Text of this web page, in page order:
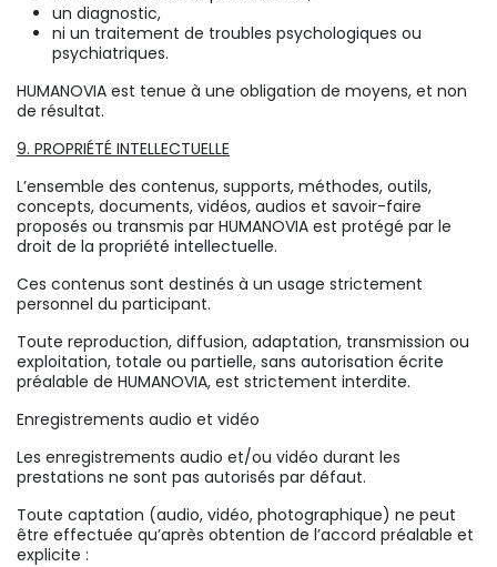
un diagnostic,
ni un traitement de troubles psychologiques ou
psychiatriques.
HUMANOVIA est tenue à une obligation de moyens, et non
de résultat.
9. PROPRIÉTÉ INTELLECTUELLE
L’ensemble des contenus, supports, méthodes, outils,
concepts, documents, vidéos, audios et savoir-faire
proposés ou transmis par HUMANOVIA est protégé par le
droit de la propriété intellectuelle.
Ces contenus sont destinés à un usage strictement
personnel du participant.
Toute reproduction, diffusion, adaptation, transmission ou
exploitation, totale ou partielle, sans autorisation écrite
préalable de HUMANOVIA, est strictement interdite.
Enregistrements audio et vidéo
Les enregistrements audio et/ou vidéo durant les
prestations ne sont pas autorisés par défaut.
Toute captation (audio, vidéo, photographique) ne peut
être effectuée qu’après obtention de l’accord préalable et
explicite :